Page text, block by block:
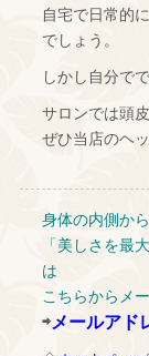
自宅で日常的
でしょう。
しかし自分で
サロンでは頭
ぜひ当店のヘ
身体の内側か
「美しさを最
は
こちらからメ
⇨メールアド